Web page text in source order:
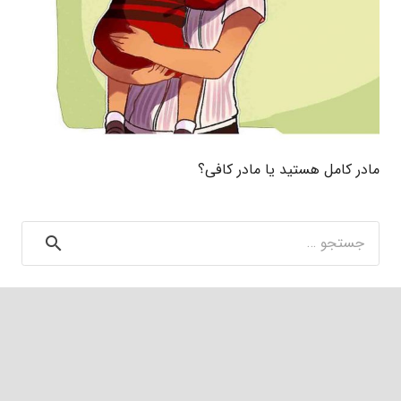
مادر کامل هستید یا مادر کافی؟
برای: